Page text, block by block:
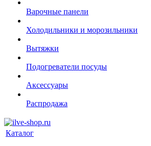
Варочные панели
Холодильники и морозильники
Вытяжки
Подогреватели посуды
Аксессуары
Распродажа
Каталог